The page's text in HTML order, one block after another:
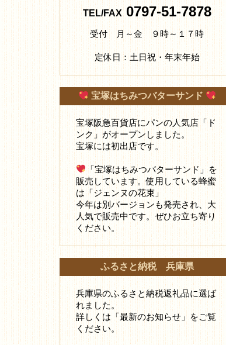
TEL/FAX0797-51-7878
受付 月～金 ９時～１７時
定休日：土日祝・年末年始
宝塚はちみつバターサンド
宝塚阪急百貨店にパンの人気店「ド
ンク」がオープンしました。
宝塚には初出店です。
「宝塚はちみつバターサンド」を
販売しています。使用している蜂蜜
は「ジェンヌの花束」
今年は別バージョンも発売され、大
人気で販売中です。ぜひお立ち寄り
ください。
ふるさと納税 兵庫県
兵庫県のふるさと納税返礼品に選ば
れました。
詳しくは「最新のお知らせ」をご覧
ください。